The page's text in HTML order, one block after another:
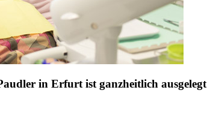
in Erfurt ist ganzheitlich ausgelegt